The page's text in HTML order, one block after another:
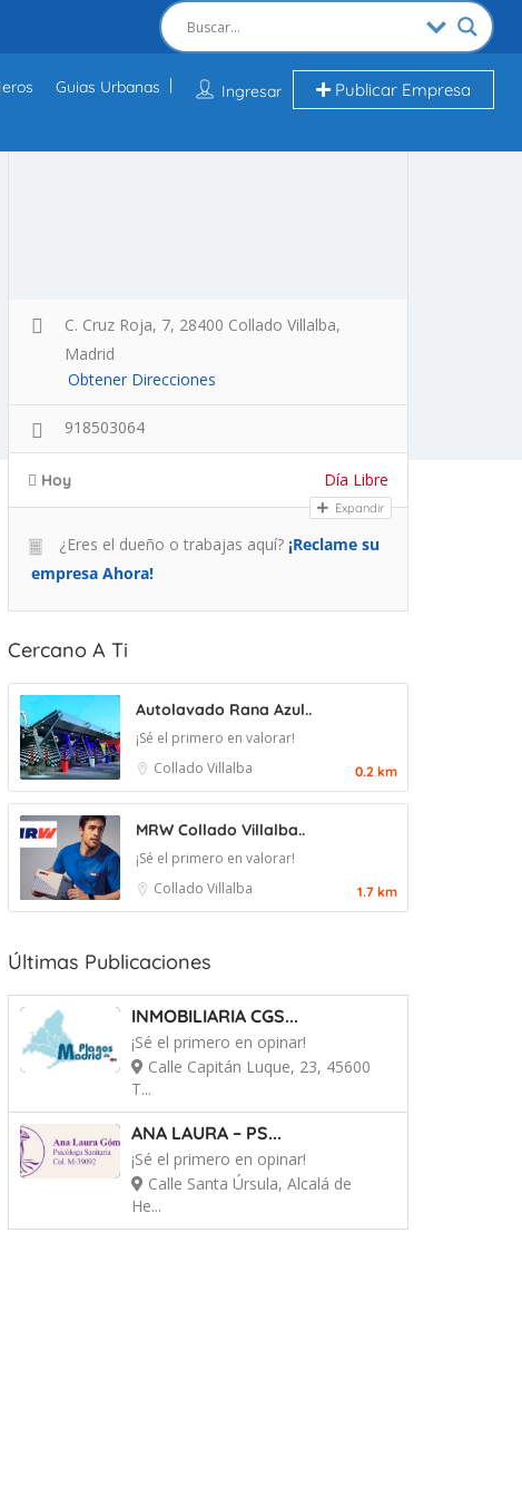
Ingresar Publicar Empresa
Guias Urbanas
C. Cruz Roja, 7, 28400 Collado Villalba,
Madrid
Obtener Direcciones
918503064
Hoy Día Libre
Expandir
¿Eres el dueño o trabajas aquí? ¡Reclame su
empresa Ahora!
Cercano A Ti
Autolavado Rana Azul..
¡Sé el primero en valorar!
Collado Villalba
0.2 km
MRW Collado Villalba..
¡Sé el primero en valorar!
Collado Villalba
1.7 km
Últimas Publicaciones
INMOBILIARIA CGS...
¡Sé el primero en opinar!
Calle Capitán Luque, 23, 45600
T...
ANA LAURA – PS...
¡Sé el primero en opinar!
Calle Santa Úrsula, Alcalá de
He...